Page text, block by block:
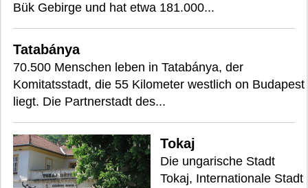
Bük Gebirge und hat etwa 181.000...
Tatabánya
70.500 Menschen leben in Tatabánya, der
Komitatsstadt, die 55 Kilometer westlich on Budapest
liegt. Die Partnerstadt des...
Tokaj
Die ungarische Stadt
Tokaj, Internationale Stadt